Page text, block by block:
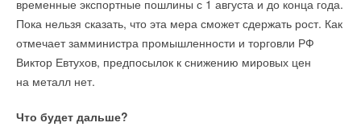
временные экспортные пошлины с 1 августа и до конца года.
Пока нельзя сказать, что эта мера сможет сдержать рост. Как
отмечает замминистра промышленности и торговли РФ
Виктор Евтухов, предпосылок к снижению мировых цен
на металл нет.
Что будет дальше?